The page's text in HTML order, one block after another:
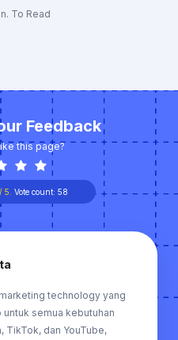
To Read
Feedback
this page?
/ 5. Vote count: 58
technology yang
semua kebutuhan
TikTok, dan YouTube,